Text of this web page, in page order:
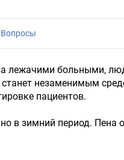
Вопросы
лежачими больными,
незаменимым
пациентов.
в зимний период. Пена